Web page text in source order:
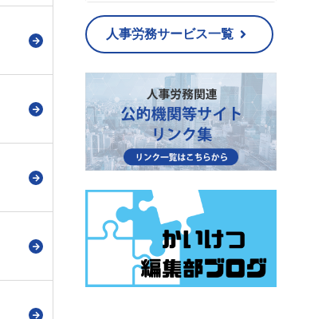
人事労務サービス一覧